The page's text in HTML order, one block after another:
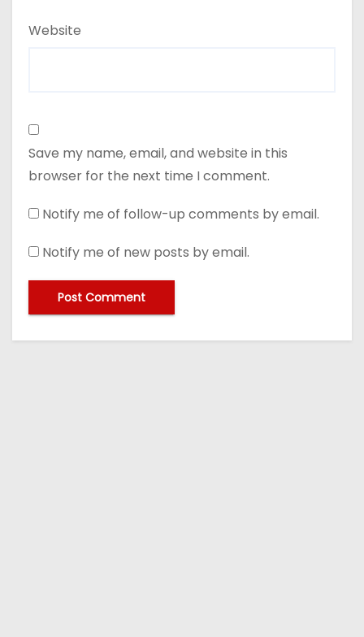
Website
Save my name, email, and website in this
browser for the next time I comment.
Notify me of follow-up comments by email.
Notify me of new posts by email.